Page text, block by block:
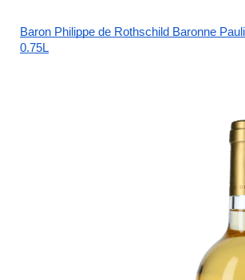
Baron Philippe de Rothschild Baronne
0.75L